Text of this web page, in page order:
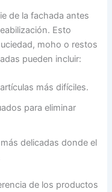
de la fachada antes
Esto
moho o restos
pueden incluir:
más difíciles.
para eliminar
delicadas donde el
de los productos